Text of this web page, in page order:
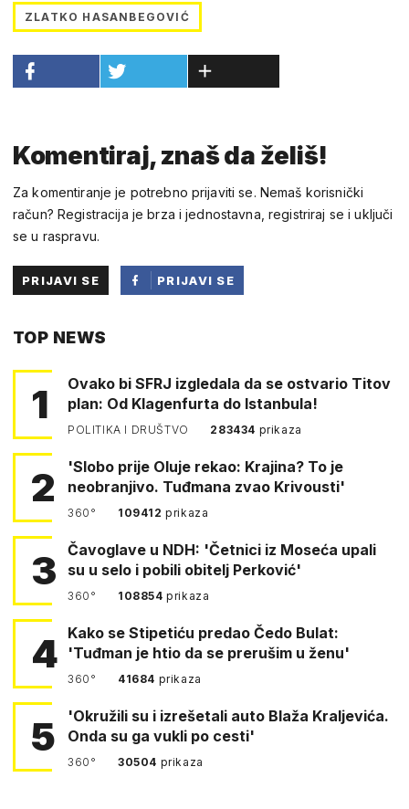
ZLATKO HASANBEGOVIĆ
Komentiraj, znaš da želiš!
Za komentiranje je potrebno prijaviti se. Nemaš korisnički
račun? Registracija je brza i jednostavna, registriraj se i uključi
se u raspravu.
PRIJAVI SE
PRIJAVI SE
TOP NEWS
1
Ovako bi SFRJ izgledala da se ostvario Titov
plan: Od Klagenfurta do Istanbula!
POLITIKA I DRUŠTVO 283434 prikaza
2
'Slobo prije Oluje rekao: Krajina? To je
neobranjivo. Tuđmana zvao Krivousti'
360° 109412prikaza
3
Čavoglave u NDH: 'Četnici iz Moseća upali
su u selo i pobili obitelj Perković'
360° 108854prikaza
4 Kako se Stipetiću predao Čedo Bulat:
'Tuđman je htio da se prerušim u ženu'
360° 41684 prikaza
5
'Okružili su i izrešetali auto Blaža Kraljevića.
Onda su ga vukli po cesti'
360° 30504 prikaza